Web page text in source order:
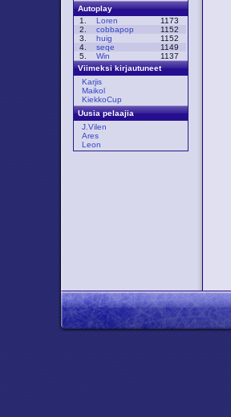
Autoplay
1.
Loren
1173
2.
cobbapop
1152
3.
huig
1152
4.
seqe
1149
5.
Win
1137
Viimeksi kirjautuneet
Karjis
Maikol
KiekkoCup
Uusia pelaajia
J.Vilen
Ares
Leon